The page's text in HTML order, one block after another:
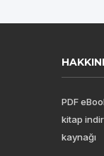
PDF
kitap
kaynağı